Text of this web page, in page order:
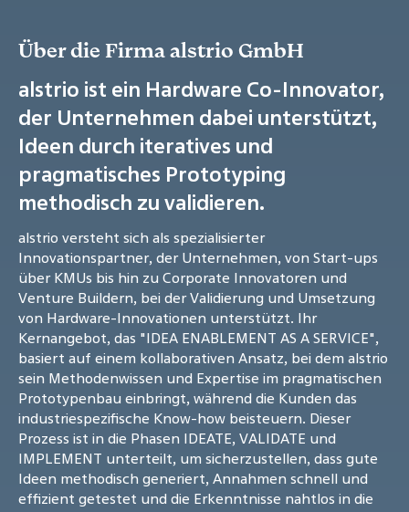
Über die Firma alstrio GmbH
alstrio ist ein Hardware Co-Innovator,
der Unternehmen dabei unterstützt,
Ideen durch iteratives und
pragmatisches Prototyping
methodisch zu validieren.
alstrio versteht sich als spezialisierter
Innovationspartner, der Unternehmen, von Start-ups
über KMUs bis hin zu Corporate Innovatoren und
Venture Buildern, bei der Validierung und Umsetzung
von Hardware-Innovationen unterstützt. Ihr
Kernangebot, das "IDEA ENABLEMENT AS A SERVICE",
basiert auf einem kollaborativen Ansatz, bei dem alstrio
sein Methodenwissen und Expertise im pragmatischen
Prototypenbau einbringt, während die Kunden das
industriespezifische Know-how beisteuern. Dieser
Prozess ist in die Phasen IDEATE, VALIDATE und
IMPLEMENT unterteilt, um sicherzustellen, dass gute
Ideen methodisch generiert, Annahmen schnell und
effizient getestet und die Erkenntnisse nahtlos in die